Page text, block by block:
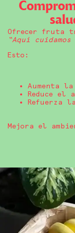
Ofrecer fruta
“Aquí
Esto:
Aumenta
Reduce el
Refuerza
Mejora el